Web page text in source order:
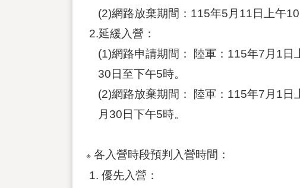
(2)網路放棄期間：115年5月11日上午
2.延緩入營：
(1)網路申請期間： 陸軍：115年7月1
30日至下午5時。
(2)網路放棄期間： 陸軍：115年7月1
月30日下午5時。
※ 各入營時段預判入營時間：
1. 優先入營：